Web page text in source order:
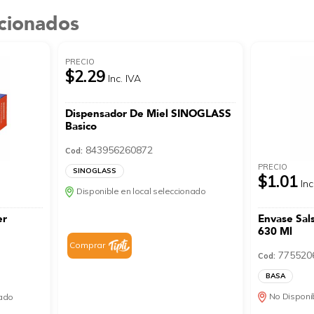
PRECIO
$2.29 Inc. IVA
Dispensador De Miel SINOGLASS
Basico
Cod: 843956260872
SINOGLASS
Disponible en local seleccionado
Comprar
PRECIO
$1.01
Envase
630 Ml
Cod:
BASA
No